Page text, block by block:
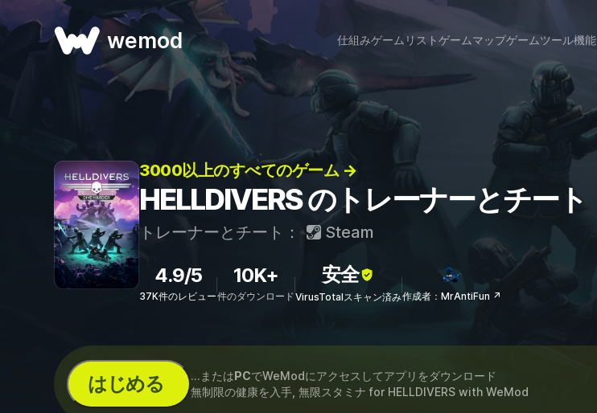
wemod 仕組みゲームリストゲームマップゲームツール機能
3000以上のすべてのゲーム →
HELLDIVERS のトレーナーとチート
トレーナーとチート： Steam
4.9/5
37K件のレビュー
10K+
件のダウンロード
安全
VirusTotalスキャン済み作成者：MrAntiFun ↗
はじめる ...またはPCでWeModにアクセスしてアプリをダウンロード
無制限の健康を入手, 無限スタミナ for HELLDIVERS with WeMod